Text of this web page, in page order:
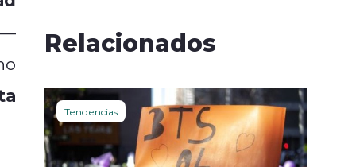
Relacionados
Tendencias